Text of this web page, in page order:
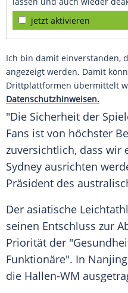
jetzt aktivieren
Ich bin damit einverstanden,
angezeigt werden. Damit
Drittplattformen übermittelt
Datenschutzhinweisen.
"Die Sicherheit der
Fans ist von höchster
zuversichtlich, dass wir
Sydney ausrichten
Präsident des
Der asiatische
seinen Entschluss zur
Priorität der
Funktionäre". In
die Hallen-WM